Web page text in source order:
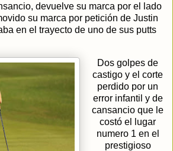
devuelve su marca por el lado
su marca por petición de Justin
en el trayecto de uno de sus putts
Dos golpes de
castigo y el corte
perdido por un
error infantil y de
cansancio que le
costó el lugar
numero 1 en el
prestigioso